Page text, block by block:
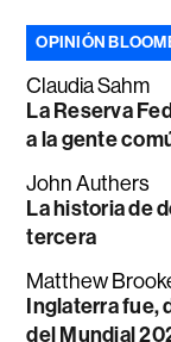
OPINIÓN
Claudia Sahm
La Reserva
a la gente
John Authers
La historia de
tercera
Matthew
Inglaterra fue,
del Mundial